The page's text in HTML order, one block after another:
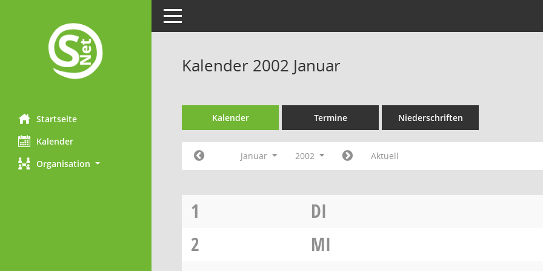
Startseite
Kalender
Organisation
Toggle navigation
Kalender 2002 Januar
Kalender Termine Niederschriften
Januar 2002 Aktuell
1
DI
2
MI